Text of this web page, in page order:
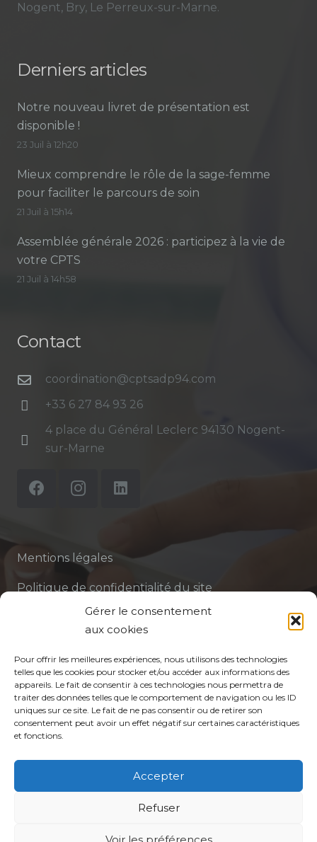
Gérer le consentement
aux cookies
Pour offrir les meilleures expériences, nous utilisons des technologies
telles que les cookies pour stocker et/ou accéder aux informations des
appareils. Le fait de consentir à ces technologies nous permettra de
traiter des données telles que le comportement de navigation ou les ID
uniques sur ce site. Le fait de ne pas consentir ou de retirer son
consentement peut avoir un effet négatif sur certaines caractéristiques
et fonctions.
Accepter
Refuser
Voir les préférences
Nogent, Bry, Le Perreux-sur-Marne.
Derniers articles
Notre nouveau livret de présentation est
disponible !
23 Juil à 12h20
Mieux comprendre le rôle de la sage-femme
pour faciliter le parcours de soin
21 Juil à 15h14
Assemblée générale 2026 : participez à la vie de
votre CPTS
21 Juil à 14h58
Contact
coordination@cptsadp94.com
+33 6 27 84 93 26
4 place du Général Leclerc 94130 Nogent-
sur-Marne
Mentions légales
Politique de confidentialité du site
Politique de protection des données de la CPTS
Votre CPTS